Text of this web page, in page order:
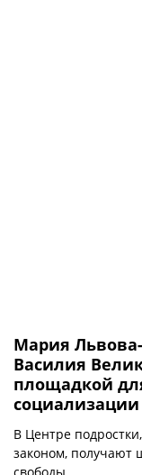
Мария
Василия
площадкой
социализации
В Центре
законом, получают